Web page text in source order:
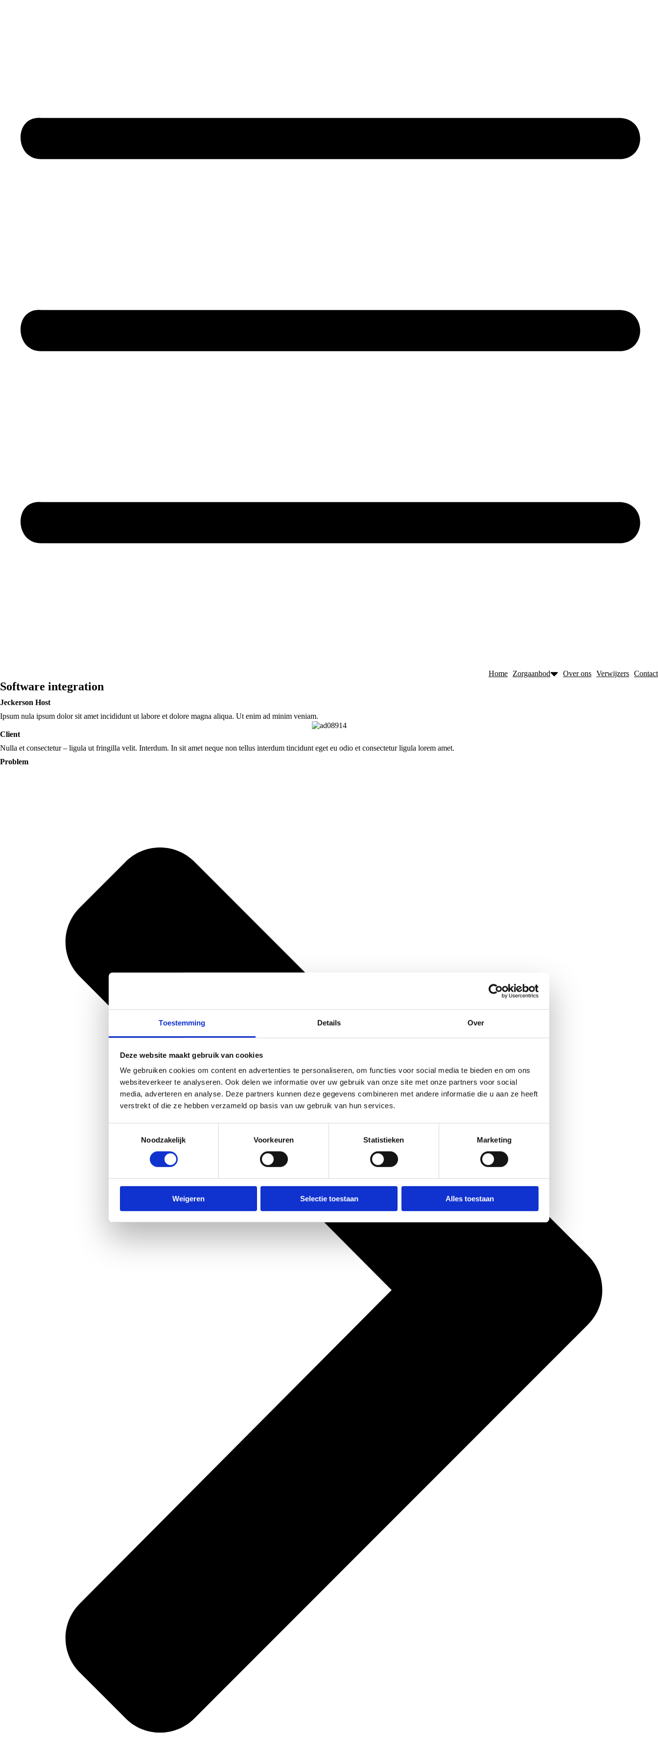
Toestemming Details Over
Deze website maakt gebruik van cookies
We gebruiken cookies om content en advertenties te personaliseren, om functies voor social media te bieden en om ons
websiteverkeer te analyseren. Ook delen we informatie over uw gebruik van onze site met onze partners voor social
media, adverteren en analyse. Deze partners kunnen deze gegevens combineren met andere informatie die u aan ze heeft
verstrekt of die ze hebben verzameld op basis van uw gebruik van hun services.
Noodzakelijk
Voorkeuren Statistieken Marketing
Weigeren Selectie toestaan Alles toestaan
Home Zorgaanbod Over ons Verwijzers Contact
Software integration
Jeckerson Host
Ipsum nula ipsum dolor sit amet incididunt ut labore et dolore magna aliqua. Ut enim ad minim veniam.
Client
Nulla et consectetur – ligula ut fringilla velit. Interdum. In sit amet neque non tellus interdum tincidunt eget eu odio et consectetur ligula lorem amet.
Problem